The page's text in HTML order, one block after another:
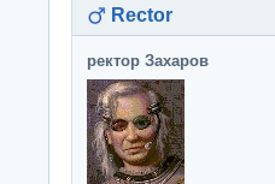
Rector
ректор Захаров